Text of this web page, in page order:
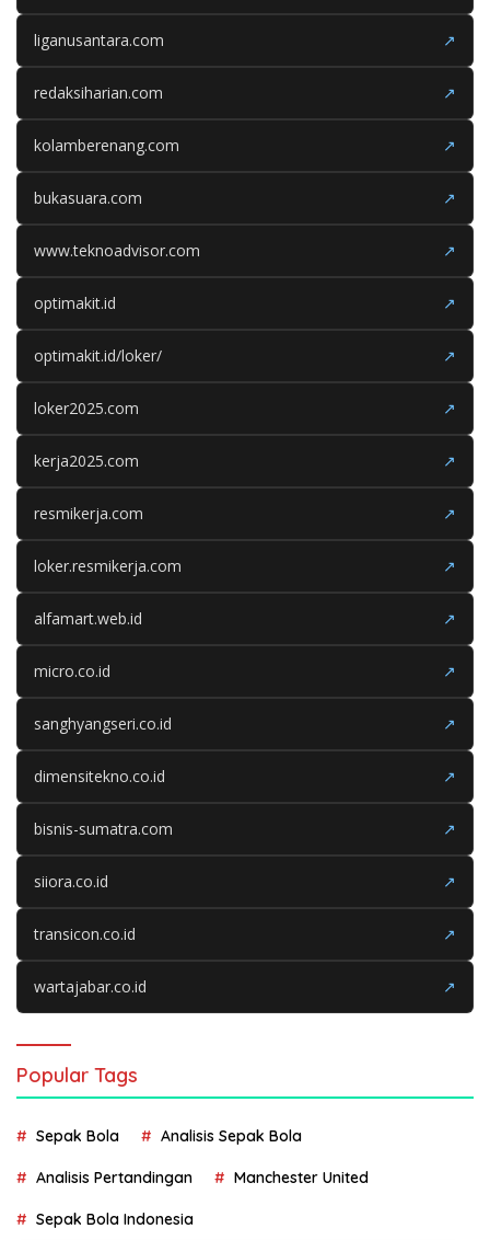
liganusantara.com ↗
redaksiharian.com ↗
kolamberenang.com ↗
bukasuara.com ↗
www.teknoadvisor.com ↗
optimakit.id ↗
optimakit.id/loker/ ↗
loker2025.com ↗
kerja2025.com ↗
resmikerja.com ↗
loker.resmikerja.com ↗
alfamart.web.id ↗
micro.co.id ↗
sanghyangseri.co.id ↗
dimensitekno.co.id ↗
bisnis-sumatra.com ↗
siiora.co.id ↗
transicon.co.id ↗
wartajabar.co.id ↗
Popular Tags
Sepak Bola Analisis Sepak Bola
Analisis Pertandingan Manchester United
Sepak Bola Indonesia